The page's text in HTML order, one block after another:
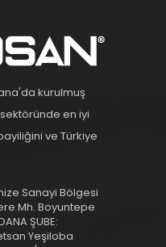
kurulmuş
en iyi
ve Türkiye
Sanayi Bölgesi
Mh. Boyuntepe
ŞUBE:
Yeşiloba